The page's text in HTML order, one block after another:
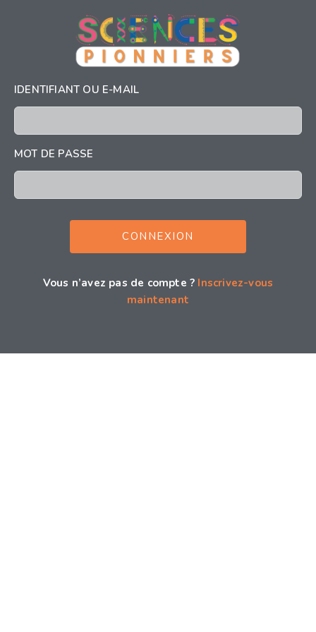
IDENTIFIANT OU E-MAIL
MOT DE PASSE
Vous n’avez pas de compte ? Inscrivez-vous
maintenant